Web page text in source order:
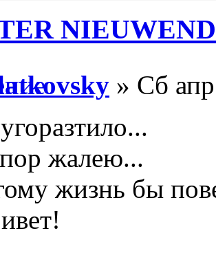
» Сб
жалею...
жизнь бы